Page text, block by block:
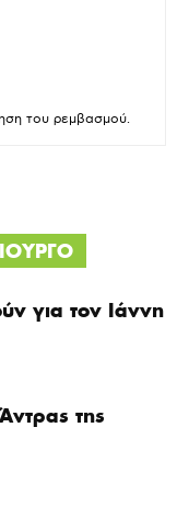
του ρεμβασμού.
για τον Ιάννη
της